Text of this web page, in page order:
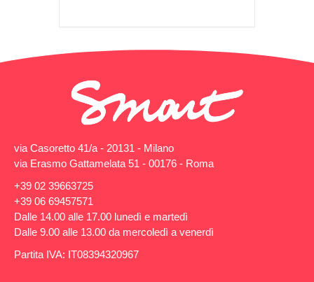
via Casoretto 41/a - 20131 - Milano
via Erasmo Gattamelata 51 - 00176 - Roma
+39 02 39663725
+39 06 69457571
Dalle 14.00 alle 17.00 lunedì e martedì
Dalle 9.00 alle 13.00 da mercoledì a venerdì
Partita IVA: IT08394320967